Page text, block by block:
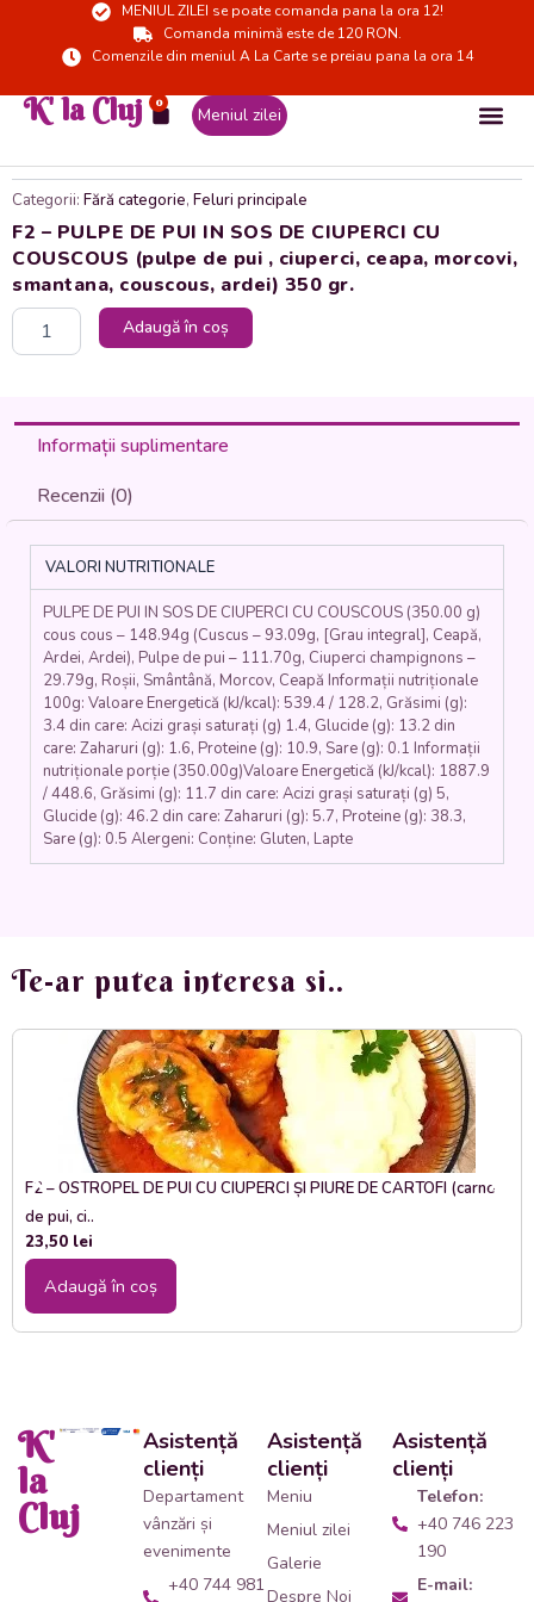
MENIUL ZILEI se poate comanda pana la ora 12!
Comanda minimă este de 120 RON.
Comenzile din meniul A La Carte se preiau pana la ora 14
K' la Cluj 0
Cart Meniul zilei
Categorii: Fără categorie, Feluri principale
F2 – PULPE DE PUI IN SOS DE CIUPERCI CU
COUSCOUS (pulpe de pui , ciuperci, ceapa, morcovi,
smantana, couscous, ardei) 350 gr.
Cantitate
SOS
(pulpe
ciuperci,
ceapa,
morcovi,
smantana,
couscous,
ardei)
gr.
Adaugă în coș
Informații suplimentare
Recenzii (0)
VALORI NUTRITIONALE
PULPE DE PUI IN SOS DE CIUPERCI CU COUSCOUS (350.00 g)
cous cous – 148.94g (Cuscus – 93.09g, [Grau integral], Ceapă,
Ardei, Ardei), Pulpe de pui – 111.70g, Ciuperci champignons –
29.79g, Roșii, Smântână, Morcov, Ceapă Informații nutriționale
100g: Valoare Energetică (kJ/kcal): 539.4 / 128.2, Grăsimi (g):
3.4 din care: Acizi grași saturați (g) 1.4, Glucide (g): 13.2 din
care: Zaharuri (g): 1.6, Proteine (g): 10.9, Sare (g): 0.1 Informații
nutriționale porție (350.00g)Valoare Energetică (kJ/kcal): 1887.9
/ 448.6, Grăsimi (g): 11.7 din care: Acizi grași saturați (g) 5,
Glucide (g): 46.2 din care: Zaharuri (g): 5.7, Proteine (g): 38.3,
Sare (g): 0.5 Alergeni: Conține: Gluten, Lapte
Te-ar putea interesa si..
F2 – OSTROPEL DE PUI CU CIUPERCI ȘI PIURE DE CARTOFI (carne
de pui, ci..
23,50 lei
Adaugă în coș
K'
la
Cluj
Asistență
clienți
Departament
vânzări și
evenimente
+40 744 981
Asistență
clienți
Meniu
Meniul zilei
Galerie
Despre Noi
Asistență
clienți
Telefon:
+40 746 223
190
E-mail: